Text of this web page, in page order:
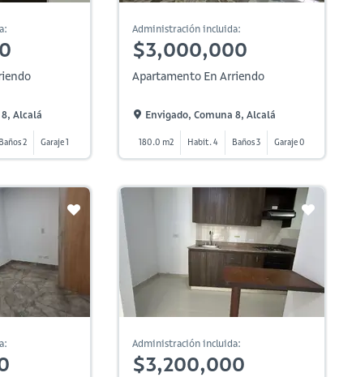
Alcalá
Baños 2 Garaje 1
Administración incluida:
$3,000,000
Apartamento En Arriendo
Envigado, Comuna 8, Alcalá
180.0 m2 Habit. 4 Baños 3 Garaje 0
Administración incluida:
$3,200,000